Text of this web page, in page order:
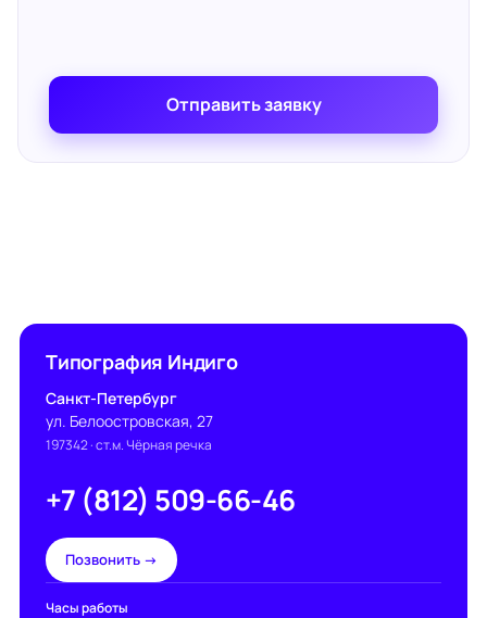
Отправить заявку
Типография Индиго
Санкт-Петербург
ул. Белоостровская, 27
197342· ст.м. Чёрная речка
+7 (812) 509-66-46
Позвонить →
Часы работы